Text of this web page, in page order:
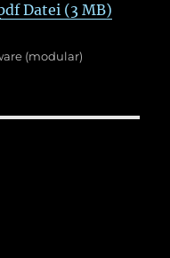
Datei (3 MB)
(modular)